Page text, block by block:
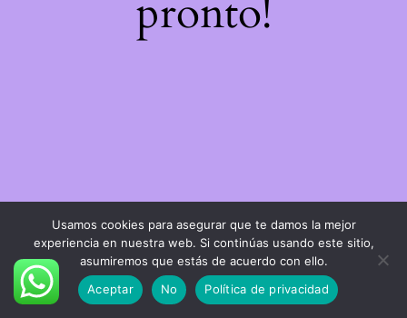
pronto!
Usamos cookies para asegurar que te damos la mejor
experiencia en nuestra web. Si continúas usando este sitio,
asumiremos que estás de acuerdo con ello.
Aceptar
No Política de privacidad